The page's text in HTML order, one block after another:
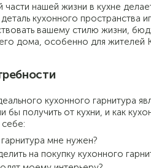
части нашей жизни в кухне
кухонного
вашему стилю жизни,
дома, особенно для жителей
кухонного гарнитура
бы получить от кухни, и как
мне нужен?
на покупку кухонного